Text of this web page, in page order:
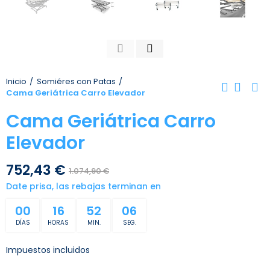
Inicio
Somiéres con Patas
Cama Geriátrica Carro Elevador
Cama Geriátrica Carro
Elevador
752,43 € 1.074,90 €
Date prisa, las rebajas terminan en
00
DÍAS
16
HORAS
52
MIN.
06
SEG.
Impuestos incluidos